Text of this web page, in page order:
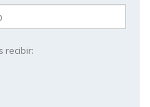
recibir: